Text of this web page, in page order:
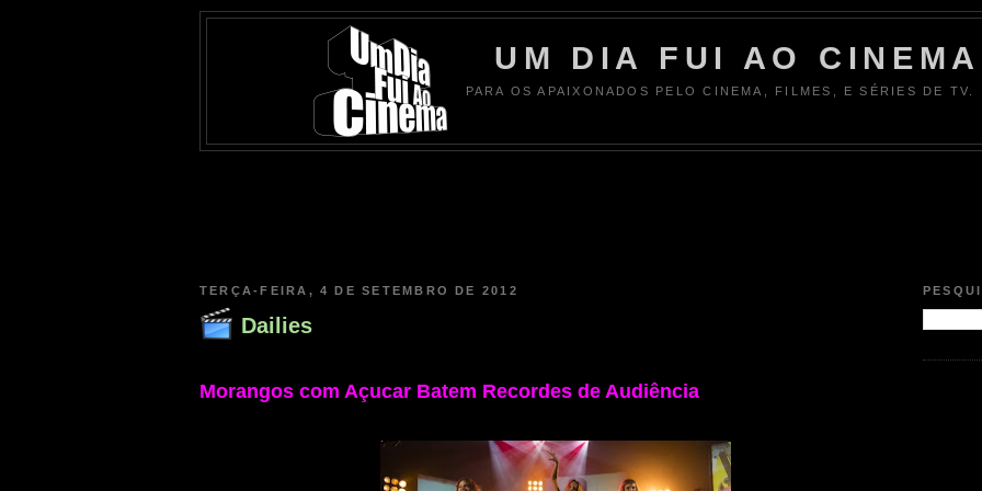
UM DIA FUI AO CINEMA
PARA OS APAIXONADOS PELO CINEMA, FILMES, E SÉRIES DE TV.
TERÇA-FEIRA, 4 DE SETEMBRO DE 2012
Dailies
Morangos com Açucar Batem Recordes de Audiência